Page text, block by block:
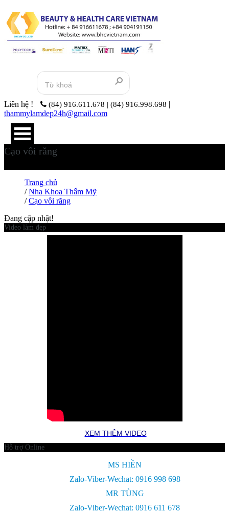
Liên hệ ! (84) 916.611.678 | (84) 916.998.698 |
thammylamdep24h@gmail.com
Cạo vôi răng
Trang chủ
/ Nha Khoa Thẩm Mỹ
/ Cạo vôi răng
Đang cập nhật!
Video làm đẹp
XEM THÊM VIDEO
Hỗ trợ Online
MS HIỀN
Zalo-Viber-Wechat: 0916 998 698
MR TÙNG
Zalo-Viber-Wechat: 0916 611 678